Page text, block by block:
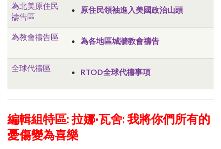
為北美原住民
禱告區
原住民領袖進入美國政治山頭
為教會禱告區 為各地區城牆教會禱告
全球代禱區 RTOD全球代禱事項
編輯組特區: 拉娜·瓦舍: 我將你們所有的
憂傷變為喜樂